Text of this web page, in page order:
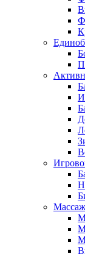
Массаж